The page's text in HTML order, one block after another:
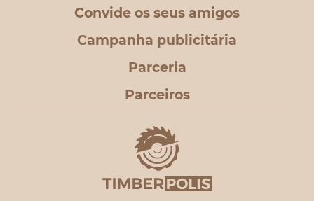
Convide os seus amigos
Campanha publicitária
Parceria
Parceiros